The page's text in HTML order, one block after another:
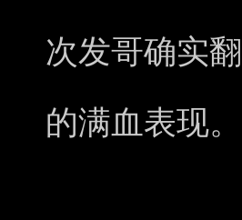
次发哥确实
的满血表现